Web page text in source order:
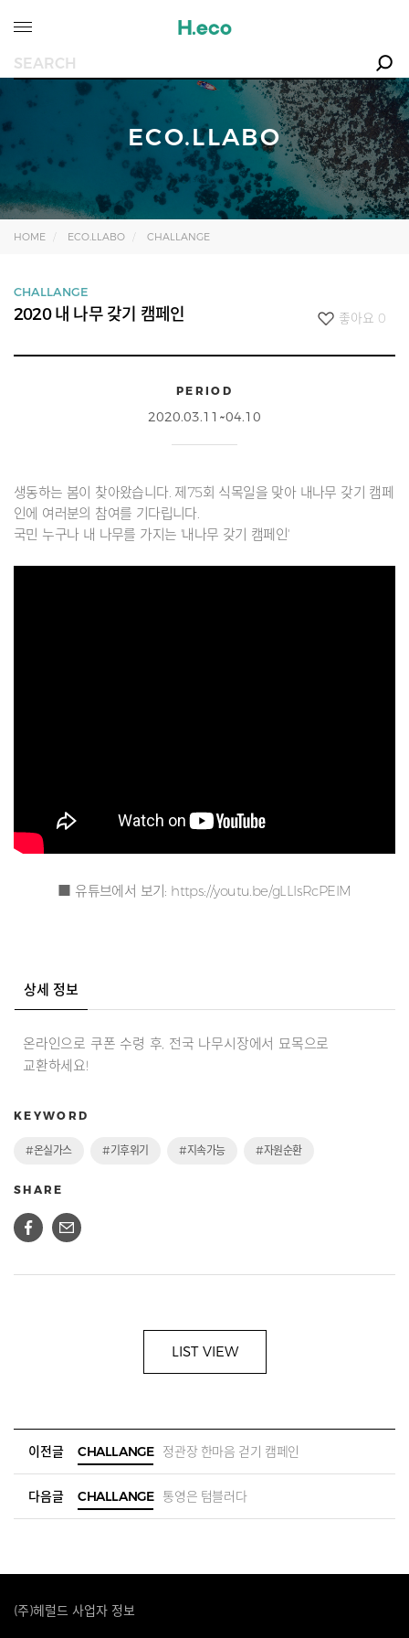
ECO.LLABO
HOME ECO.LLABO CHALLANGE
CHALLANGE
2020 내 나무 갖기 캠페인 좋아요 0
PERIOD
2020.03.11~04.10
생동하는 봄이 찾아왔습니다. 제75회 식목일을 맞아 내나무 갖기 캠페
인에 여러분의 참여를 기다립니다.
국민 누구나 내 나무를 가지는 '내나무 갖기 캠페인'
■ 유튜브에서 보기: https://youtu.be/gLLIsRcPEIM
상세 정보
온라인으로 쿠폰 수령 후, 전국 나무시장에서 묘목으로
교환하세요!
KEYWORD
#온실가스 #기후위기 #지속가능 #자원순환
SHARE
LIST VIEW
이전글 CHALLANGE 정관장 한마음 걷기 캠페인
다음글 CHALLANGE 통영은 텀블러다
(주)헤럴드 사업자 정보